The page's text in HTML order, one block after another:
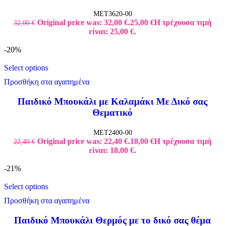
MET3620-00
32,00€ Original price was: 32,00 €.25,00 €Η τρέχουσα τιμή
είναι: 25,00 €.
-20%
Select options
Προσθήκη στα αγαπημένα
Παιδικό Μπουκάλι με Καλαμάκι Με Δικό σας
Θεματικό
MET2400-00
22,40€ Original price was: 22,40 €.18,00 €Η τρέχουσα τιμή
είναι: 18,00 €.
-21%
Select options
Προσθήκη στα αγαπημένα
Παιδικό Μπουκάλι Θερμός με το δικό σας θέμα